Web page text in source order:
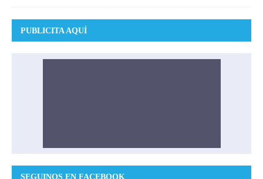
PUBLICITA AQUÍ
SEGUINOS EN FACEBOOK